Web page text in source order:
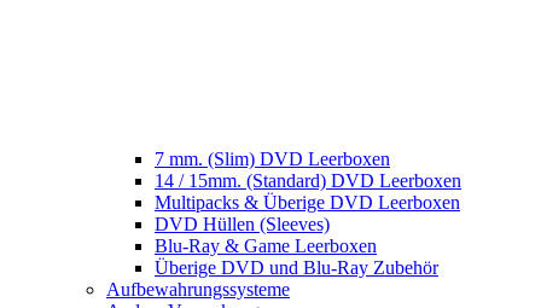
7 mm. (Slim) DVD Leerboxen
14 / 15mm. (Standard) DVD Leerboxen
Multipacks & Überige DVD Leerboxen
DVD Hüllen (Sleeves)
Blu-Ray & Game Leerboxen
Überige DVD und Blu-Ray Zubehör
Aufbewahrungssysteme